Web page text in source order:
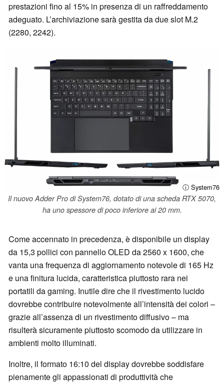
prestazioni fino al 15% in presenza di un raffreddamento
adeguato. L’archiviazione sarà gestita da due slot M.2
(2280, 2242).
ⓘ System76
Il nuovo Adder Pro di System76, dotato di una scheda RTX 5070,
ha uno spessore di poco inferiore ai 20 mm.
Come accennato in precedenza, è disponibile un display
da 15,3 pollici con pannello OLED da 2560 x 1600, che
vanta una frequenza di aggiornamento notevole di 165 Hz
e una finitura lucida, caratteristica piuttosto rara nei
portatili da gaming. Inutile dire che il rivestimento lucido
dovrebbe contribuire notevolmente all’intensità dei colori –
grazie all’assenza di un rivestimento diffusivo – ma
risulterà sicuramente piuttosto scomodo da utilizzare in
ambienti molto illuminati.
Inoltre, il formato 16:10 del display dovrebbe soddisfare
pienamente gli appassionati di produttività che